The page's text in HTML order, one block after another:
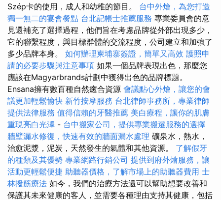
Szép卡的使用，成人和幼稚的節目。 台中外燴，為您打造
獨一無二的宴會餐點 台北記帳士推薦服務 專業委員會的意
見還補充了選擇過程，他們旨在考慮品牌從外部出現多少，
它的聯繫程度，與目標群體的交流程度，公司建立和加強了
多少品牌本身。 如何辦理柬埔寨簽證，簡單又高效 護照申
請的必要步驟與注意事項 如果一個品牌表現出色，那麼您
應該在Magyarbrands計劃中獲得出色的品牌標題。
Ensana擁有數百種自然癒合資源 會議點心外燴，讓您的會
議更加輕鬆愉快 新竹按摩服務 台北律師事務所，專業律師
提供法律服務 值得信賴的牙醫推薦 美白療程，讓你的肌膚
重現亮白光澤 - 台中搬家公司，提供專業搬遷服務的選擇
牆壁漏水修復，快速有效的牆面漏水處理 礦泉水，熱水，
治愈泥漿，泥炭，天然發生的氣體和其他資源。 了解假牙
的種類及其優勢 專業網路行銷公司 提供到府外燴服務，讓
活動更輕鬆便捷 助聽器價格，了解市場上的助聽器費用 士
林撥筋療法 如今，我們的治療方法還可以幫助想要改善和
保護其未來健康的客人，並需要各種理由支持其健康，包括